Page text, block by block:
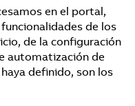
en el portal,
de los
de la configuración
automatización de
definido, son los